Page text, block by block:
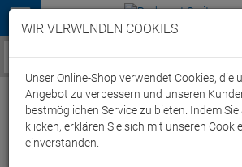
Menü
WIR VERWENDEN COOKIES
Unser Online-Shop verwendet Cookies, die
Angebot zu verbessern und unseren
bestmöglichen Service zu bieten. Indem
klicken, erklären Sie sich mit unseren
einverstanden.